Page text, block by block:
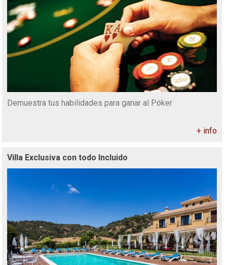
Demuestra tus habilidades para ganar al Póker
+ info
Villa Exclusiva con todo Incluido